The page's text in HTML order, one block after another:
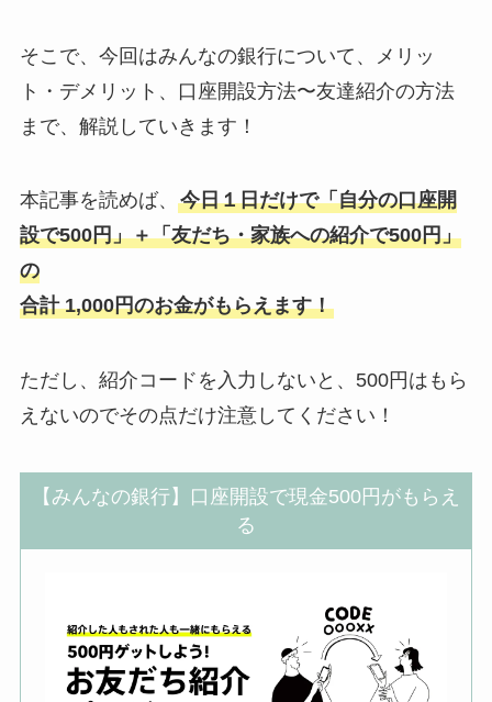
そこで、今回はみんなの銀行について、メリッ
ト・デメリット、口座開設方法〜友達紹介の方法
まで、解説していきます！
本記事を読めば、 今日１日だけで「自分の口座開
設で500円」＋「友だち・家族への紹介で500円」
の
合計 1,000円のお金がもらえます！
ただし、紹介コードを入力しないと、500円はもら
えないのでその点だけ注意してください！
【みんなの銀行】口座開設で現金500円がもらえ
る